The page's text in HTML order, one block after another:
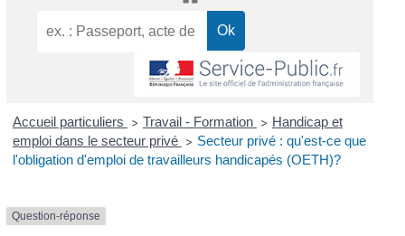
Accueil particuliers > Travail - Formation > Handicap et
emploi dans le secteur privé > Secteur privé : qu'est-ce que
l'obligation d'emploi de travailleurs handicapés (OETH)?
Question-réponse